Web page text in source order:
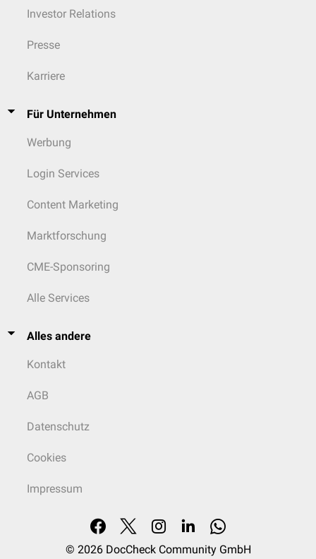
Investor Relations
Presse
Karriere
Für Unternehmen
Werbung
Login Services
Content Marketing
Marktforschung
CME-Sponsoring
Alle Services
Alles andere
Kontakt
AGB
Datenschutz
Cookies
Impressum
© 2026 DocCheck Community GmbH